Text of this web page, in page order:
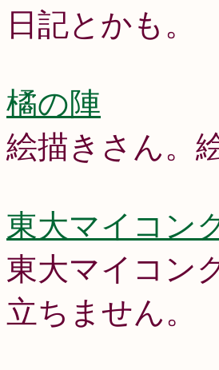
日記とかも。
橘の陣
絵描きさん。
東大マイコン
東大マイコン
立ちません。